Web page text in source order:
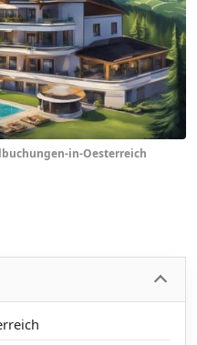
in-Oesterreich